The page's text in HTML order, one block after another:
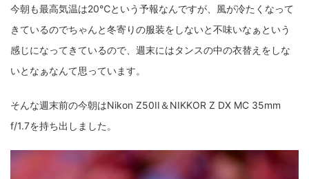
iPhone K-1 Leica LENS LUMIX G100
M(Typ240) minolta
OLYMPUS om-1 II OM-3 om-5 II omsystem
osmo osmo action3
photo Pocket 3 PS5
今朝も最高気温は20℃という予報なんですが、風が冷たくなって
きているのでちゃんと冬寄りの服装をしないと不味いなぁという
感じになってきているので、週末にはタンスの中の衣替えをしな
いとなぁなんて思っています。
そんな週末前の今朝はNikon Z50II＆NIKKOR Z DX MC 35mm
f/1.7を持ち出しました。